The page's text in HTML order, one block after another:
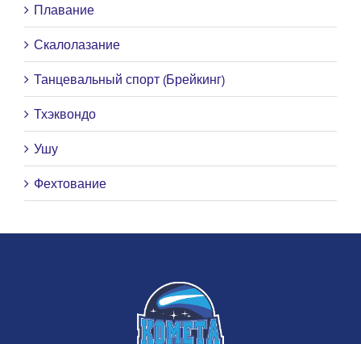
Плавание
Скалолазание
Танцевальный спорт (Брейкинг)
Тхэквондо
Ушу
Фехтование